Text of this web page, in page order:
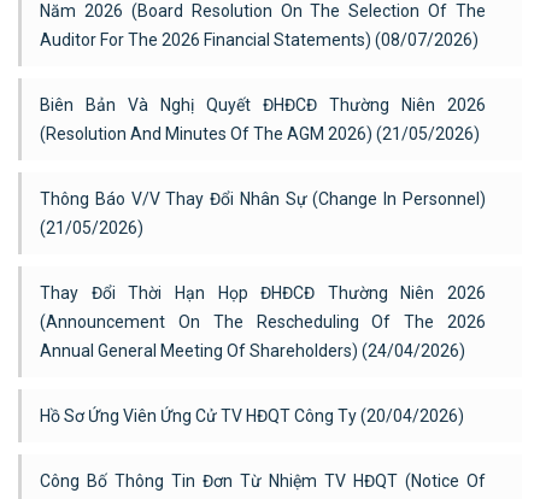
Năm 2026 (Board Resolution On The Selection Of The
Auditor For The 2026 Financial Statements) (08/07/2026)
Biên Bản Và Nghị Quyết ĐHĐCĐ Thường Niên 2026
(Resolution And Minutes Of The AGM 2026) (21/05/2026)
Thông Báo V/v Thay Đổi Nhân Sự (Change In Personnel)
(21/05/2026)
Thay Đổi Thời Hạn Họp ĐHĐCĐ Thường Niên 2026
(Announcement On The Rescheduling Of The 2026
Annual General Meeting Of Shareholders) (24/04/2026)
Hồ Sơ Ứng Viên Ứng Cử TV HĐQT Công Ty (20/04/2026)
Công Bố Thông Tin Đơn Từ Nhiệm TV HĐQT (Notice Of